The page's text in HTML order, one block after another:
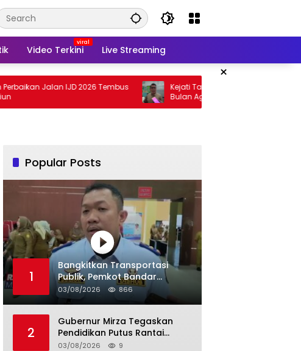
Video Terkini Live Streaming
×
Jalan IJD 2026 Tembus
Kejati Targetkan Berkas Arinal Rampung
Bulan Agustus
Popular Posts
1
Bangkitkan Transportasi
Publik, Pemkot Bandar
Lampung Uji Coba Bus Umum
03/08/2026 866
2
Gubernur Mirza Tegaskan
Pendidikan Putus Rantai
Kemiskinan
03/08/2026 9